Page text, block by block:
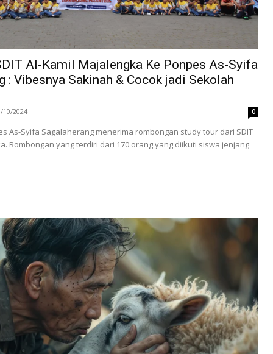
Al-Kamil Majalengka Ke Ponpes As-Syifa
: Vibesnya Sakinah & Cocok jadi Sekolah
10/2024 0
As-Syifa Sagalaherang menerima rombongan study tour dari SDIT
Rombongan yang terdiri dari 170 orang yang diikuti siswa jenjang